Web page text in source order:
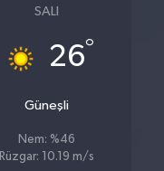
SALI
26°
Güneşli
Nem: %46
Rüzgar: 10.19 m/s